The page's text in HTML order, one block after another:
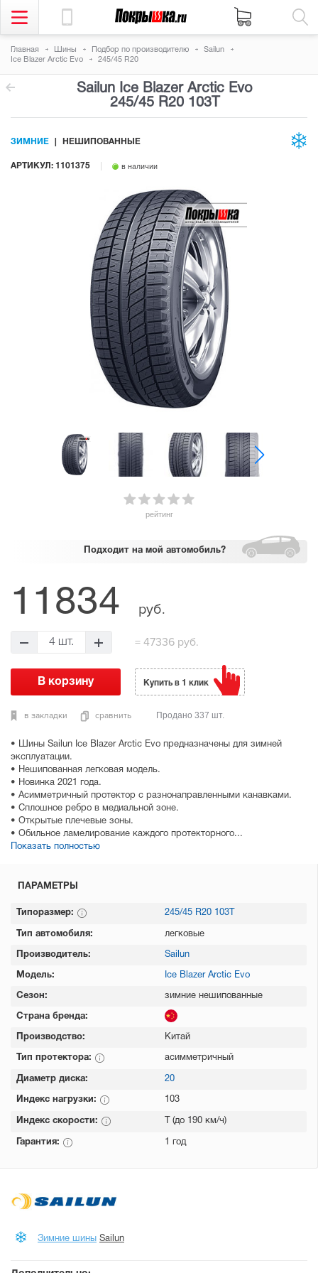
Главная Шины Подбор по производителю
Sailun
Ice Blazer Arctic Evo
245/45 R20
Sailun Ice Blazer Arctic Evo
245/45 R20 103T
рейтинг
АРТИКУЛ: 1101375 в наличии
ЗИМНИЕ НЕШИПОВАННЫЕ
Подходит на мой автомобиль?
• Шины Sailun Ice Blazer Arctic Evo предназначены для зимней
эксплуатации.
• Нешипованная легковая модель.
• Новинка 2021 года.
• Асимметричный протектор с разнонаправленными канавками.
• Сплошное ребро в медиальной зоне.
• Открытые плечевые зоны.
• Обильное ламелирование каждого протекторного...
Показать полностью
11834 руб.
4 шт. = 47336 руб.
в закладки сравнить
Купить в 1 клик
Продано 337 шт.
ПАРАМЕТРЫ
Типоразмер: 245/45 R20 103T
Тип автомобиля: легковые
Производитель: Sailun
Модель: Ice Blazer Arctic Evo
Сезон: зимние нешипованные
Страна бренда:
Производство: Китай
Тип протектора: асимметричный
Диаметр диска: 20
Индекс нагрузки: 103
Индекс скорости: T (до 190 км/ч)
Гарантия: 1 год
Зимние шины Sailun